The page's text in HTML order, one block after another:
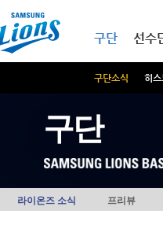
구단
구단소식 히스
선수
구단
라이온즈 소식 프리뷰